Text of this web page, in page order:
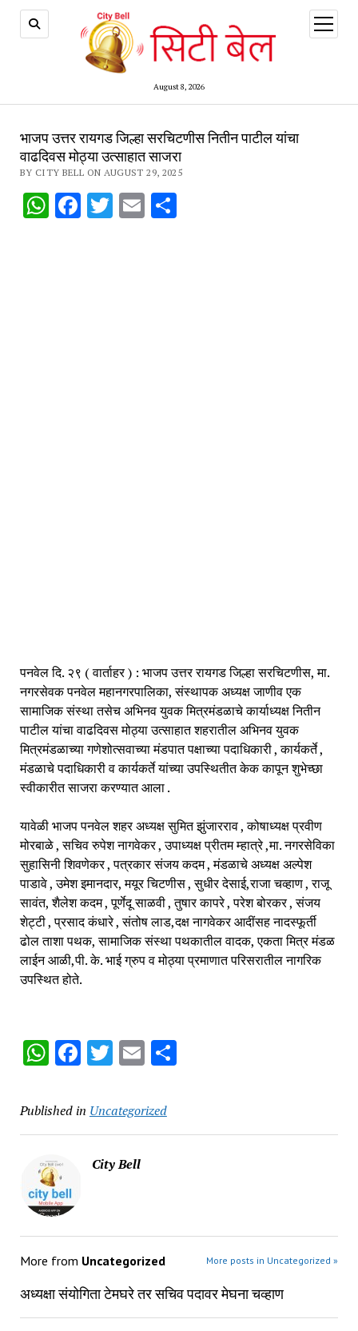
August 8, 2026
open
menu
भाजप उत्तर रायगड जिल्हा सरचिटणीस नितीन पाटील यांचा
वाढदिवस मोठ्या उत्साहात साजरा
BY CITY BELL ON AUGUST 29, 2025
WhatsApp
Facebook
Twitter
EmailShare
पनवेल दि. २९ ( वार्ताहर ) : भाजप उत्तर रायगड जिल्हा सरचिटणीस, मा.
नगरसेवक पनवेल महानगरपालिका, संस्थापक अध्यक्ष जाणीव एक
सामाजिक संस्था तसेच अभिनव युवक मित्रमंडळाचे कार्याध्यक्ष नितीन
पाटील यांचा वाढदिवस मोठ्या उत्साहात शहरातील अभिनव युवक
मित्रमंडळाच्या गणेशोत्सवाच्या मंडपात पक्षाच्या पदाधिकारी , कार्यकर्ते ,
मंडळाचे पदाधिकारी व कार्यकर्ते यांच्या उपस्थितीत केक कापून शुभेच्छा
स्वीकारीत साजरा करण्यात आला .
यावेळी भाजप पनवेल शहर अध्यक्ष सुमित झुंजारराव , कोषाध्यक्ष प्रवीण
मोरबाळे , सचिव रुपेश नागवेकर , उपाध्यक्ष प्रीतम म्हात्रे ,मा. नगरसेविका
सुहासिनी शिवणेकर , पत्रकार संजय कदम , मंडळाचे अध्यक्ष अल्पेश
पाडावे , उमेश इमानदार, मयूर चिटणीस , सुधीर देसाई,राजा चव्हाण , राजू
सावंत, शैलेश कदम , पूर्णेदू साळवी , तुषार कापरे , परेश बोरकर , संजय
शेट्टी , प्रसाद कंधारे , संतोष लाड,दक्ष नागवेकर आदींसह नादस्फूर्ती
ढोल ताशा पथक, सामाजिक संस्था पथकातील वादक, एकता मित्र मंडळ
लाईन आळी,पी. के. भाई ग्रुप व मोठ्या प्रमाणात परिसरातील नागरिक
उपस्थित होते.
WhatsApp
Facebook
Twitter
EmailShare
Published in Uncategorized
City Bell
More from Uncategorized More posts in Uncategorized »
अध्यक्षा संयोगिता टेमघरे तर सचिव पदावर मेघना चव्हाण